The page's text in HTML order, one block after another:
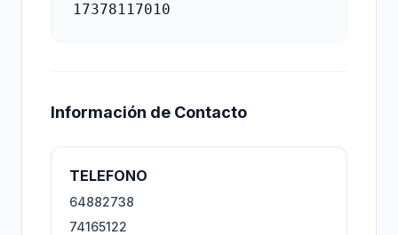
17378117010
Información de Contacto
TELEFONO
64882738
74165122